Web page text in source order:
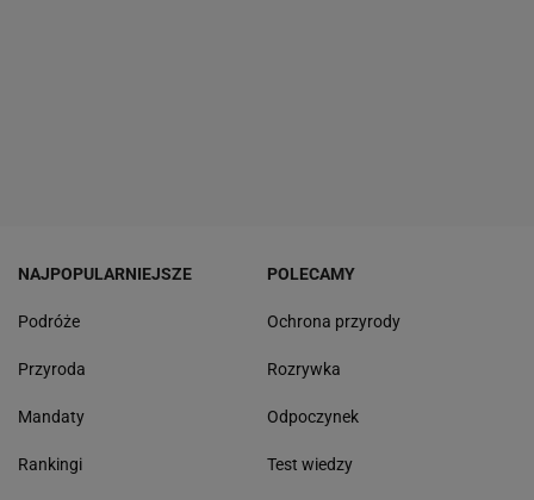
NAJPOPULARNIEJSZE
Podróże
Przyroda
Mandaty
Rankingi
POLECAMY
Ochrona przyrody
Rozrywka
Odpoczynek
Test wiedzy